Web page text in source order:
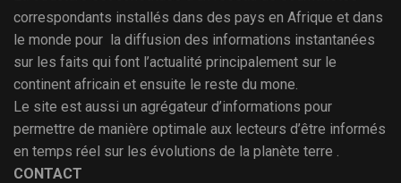
correspondants installés dans des pays en Afrique et dans
le monde pour la diffusion des informations instantanées
sur les faits qui font l’actualité principalement sur le
continent africain et ensuite le reste du mone.
Le site est aussi un agrégateur d’informations pour
permettre de manière optimale aux lecteurs d’être informés
en temps réel sur les évolutions de la planète terre .
CONTACT